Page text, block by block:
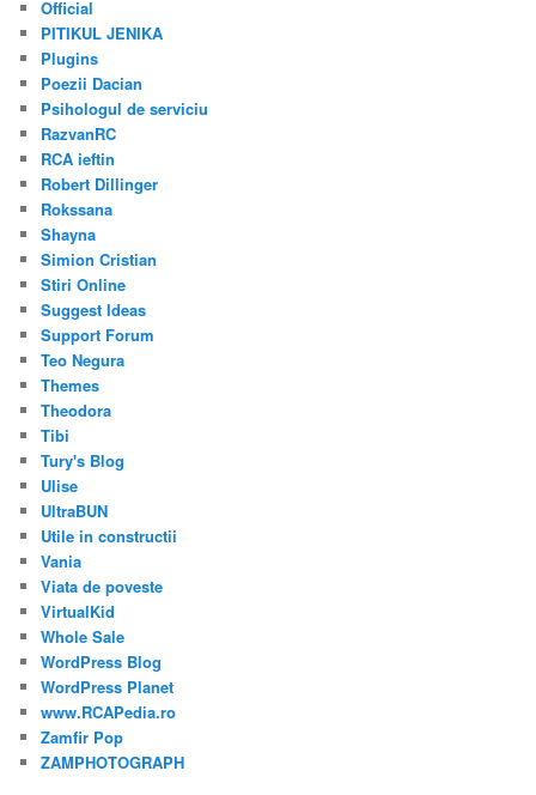
Official
PITIKUL JENIKA
Plugins
Poezii Dacian
Psihologul de serviciu
RazvanRC
RCA ieftin
Robert Dillinger
Rokssana
Shayna
Simion Cristian
Stiri Online
Suggest Ideas
Support Forum
Teo Negura
Themes
Theodora
Tibi
Tury's Blog
Ulise
UltraBUN
Utile in constructii
Vania
Viata de poveste
VirtualKid
Whole Sale
WordPress Blog
WordPress Planet
www.RCAPedia.ro
Zamfir Pop
ZAMPHOTOGRAPH